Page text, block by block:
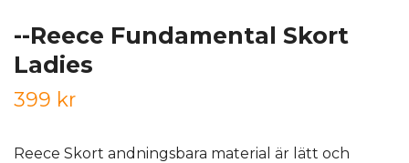
--Reece Fundamental Skort
Ladies
399 kr
Reece Skort andningsbara material är lätt och